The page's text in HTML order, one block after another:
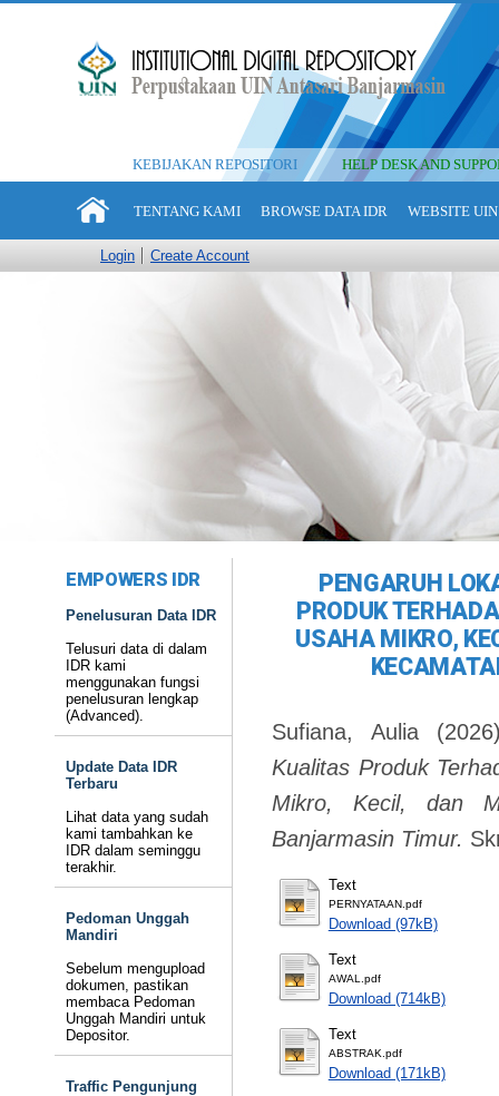
KEBIJAKAN REPOSITORI HELP DESK AND
TENTANG KAMI BROWSE DATA IDR WEBSITE
Login Create Account
EMPOWERS IDR
Penelusuran Data IDR
Telusuri data di dalam
IDR kami
menggunakan fungsi
penelusuran lengkap
(Advanced).
Update Data IDR
Terbaru
Lihat data yang sudah
kami tambahkan ke
IDR dalam seminggu
terakhir.
Pedoman Unggah
Mandiri
Sebelum mengupload
dokumen, pastikan
membaca Pedoman
Unggah Mandiri untuk
Depositor.
Traffic Pengunjung
PENGARUH
PRODUK
USAHA MIKRO,
Sufiana, Aulia
Kualitas Produk
Mikro, Kecil, dan
Banjarmasin Timur.
Text
PERNYATAAN.pdf
Download (97kB)
Text
AWAL.pdf
Download (714kB)
Text
ABSTRAK.pdf
Download (171kB)